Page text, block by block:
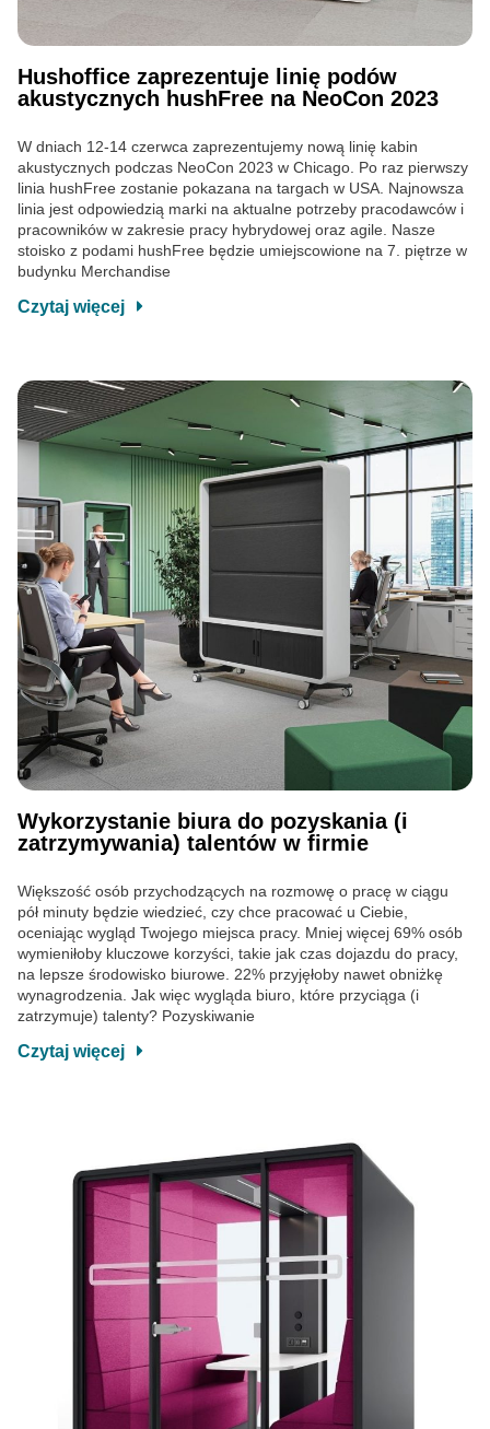
Hushoffice zaprezentuje linię podów
akustycznych hushFree na NeoCon 2023
W dniach 12-14 czerwca zaprezentujemy nową linię kabin
akustycznych podczas NeoCon 2023 w Chicago. Po raz pierwszy
linia hushFree zostanie pokazana na targach w USA. Najnowsza
linia jest odpowiedzią marki na aktualne potrzeby pracodawców i
pracowników w zakresie pracy hybrydowej oraz agile. Nasze
stoisko z podami hushFree będzie umiejscowione na 7. piętrze w
budynku Merchandise
Czytaj więcej
Wykorzystanie biura do pozyskania (i
zatrzymywania) talentów w firmie
Większość osób przychodzących na rozmowę o pracę w ciągu
pół minuty będzie wiedzieć, czy chce pracować u Ciebie,
oceniając wygląd Twojego miejsca pracy. Mniej więcej 69% osób
wymieniłoby kluczowe korzyści, takie jak czas dojazdu do pracy,
na lepsze środowisko biurowe. 22% przyjęłoby nawet obniżkę
wynagrodzenia. Jak więc wygląda biuro, które przyciąga (i
zatrzymuje) talenty? Pozyskiwanie
Czytaj więcej